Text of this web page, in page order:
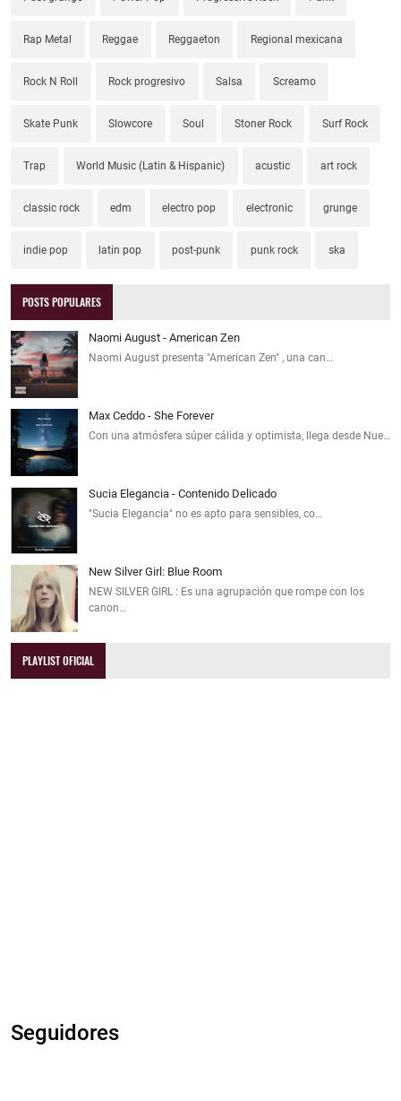
Rap Metal Reggae Reggaeton Regional mexicana
Rock N Roll Rock progresivo Salsa Screamo
Skate Punk Slowcore Soul Stoner Rock Surf Rock
Trap World Music (Latin & Hispanic) acustic art rock
classic rock edm electro pop electronic grunge
indie pop latin pop post-punk punk rock ska
POSTS POPULARES
Naomi August - American Zen
Naomi August presenta "American Zen" , una can…
Max Ceddo - She Forever
Con una atmósfera súper cálida y optimista, llega desde Nue…
Sucia Elegancia - Contenido Delicado
"Sucia Elegancia" no es apto para sensibles, co…
New Silver Girl: Blue Room
NEW SILVER GIRL : Es una agrupación que rompe con los
canon…
PLAYLIST OFICIAL
Seguidores